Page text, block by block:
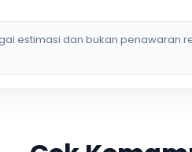
estimasi dan bukan penawaran